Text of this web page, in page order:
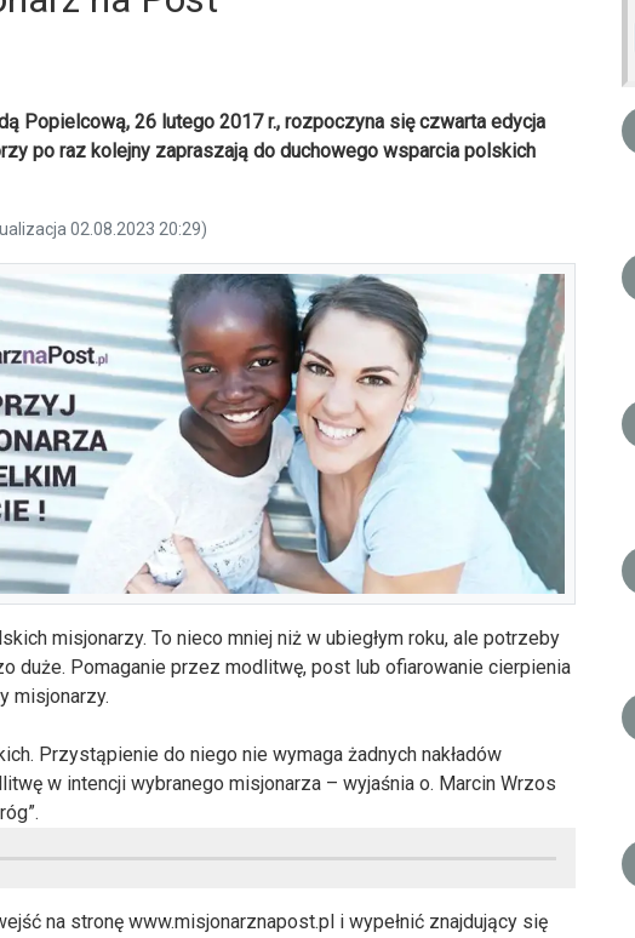
Popielcową, 26 lutego 2017 r., rozpoczyna się czwarta edycja
po raz kolejny zapraszają do duchowego wsparcia polskich
02.08.2023 20:29)
misjonarzy. To nieco mniej niż w ubiegłym roku, ale potrzeby
duże. Pomaganie przez modlitwę, post lub ofiarowanie cierpienia
misjonarzy.
Przystąpienie do niego nie wymaga żadnych nakładów
w intencji wybranego misjonarza – wyjaśnia o. Marcin Wrzos
na stronę www.misjonarznapost.pl i wypełnić znajdujący się